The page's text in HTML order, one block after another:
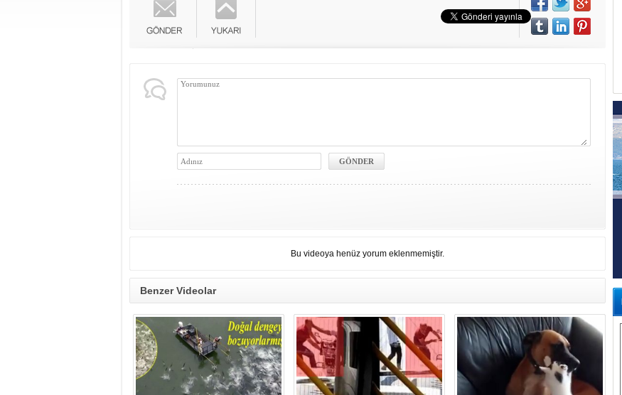
Bu videoya henüz yorum eklenmemiştir.
Benzer Videolar